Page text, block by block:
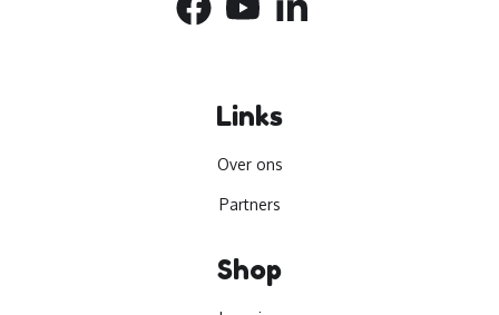
Links
Over ons
Partners
Shop